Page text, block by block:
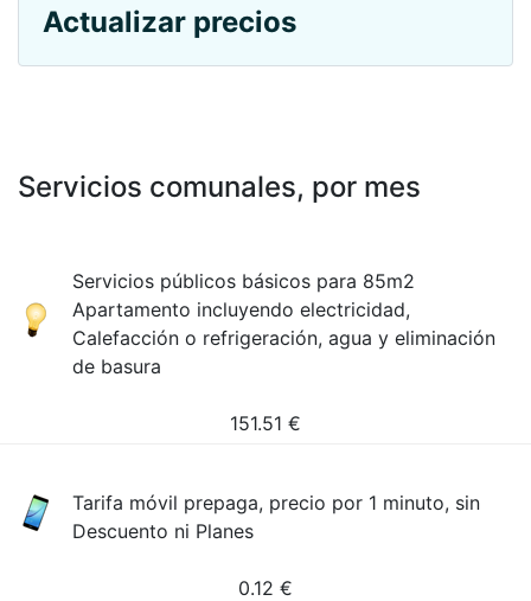
Actualizar precios
Servicios comunales, por mes
Servicios públicos básicos para 85m2
Apartamento incluyendo electricidad,
Calefacción o refrigeración, agua y eliminación
de basura
151.51 €
Tarifa móvil prepaga, precio por 1 minuto, sin
Descuento ni Planes
0.12 €